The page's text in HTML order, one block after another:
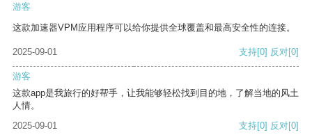
游客
这款加速器VPM应用程序可以给你提供全球覆盖和最高安全性的连接。
2025-09-01 支持[0] 反对[0]
游客
这款app是我旅行的好帮手，让我能够轻松找到目的地，了解当地的风土
人情。
2025-09-01
支持[0] 反对[0]